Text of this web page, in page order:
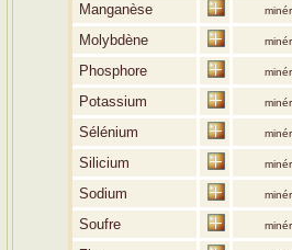
Manganèse
Molybdène
Phosphore
Potassium
Sélénium
Silicium
Sodium
Soufre